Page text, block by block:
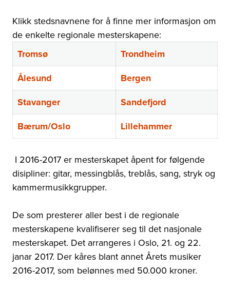
Klikk stedsnavnene for å finne mer informasjon om
de enkelte regionale mesterskapene:
Tromsø
Trondheim
Ålesund
Bergen
Stavanger
Sandefjord
Bærum/Oslo
Lillehammer
I 2016-2017 er mesterskapet åpent for følgende
disipliner: gitar, messingblås, treblås, sang, stryk og
kammermusikkgrupper.
De som presterer aller best i de regionale
mesterskapene kvalifiserer seg til det nasjonale
mesterskapet. Det arrangeres i Oslo, 21. og 22.
janar 2017. Der kåres blant annet Årets musiker
2016-2017, som belønnes med 50.000 kroner.